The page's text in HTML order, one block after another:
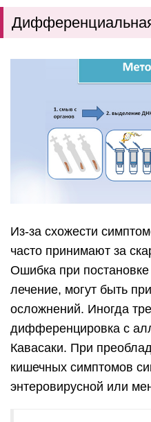
Из-за схожести
часто принимают за
Ошибка при
лечение, могут быть
осложнений. Иногда
дифференцировка с
Кавасаки. При
кишечных симптомов
энтеровирусной или